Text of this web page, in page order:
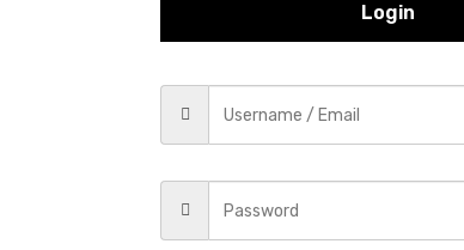
দেখতে হবে খুঁটিয়ে খুঁটিয়ে, বুঝতে পারছ?
করে নি। সে শুধু ভাবছে, এই লোকটির মাথায় দোষ আছে। তবে দোষ থাকলেও
আলগা করে ফেলেছে। সে তাকে কিছুই বলে নি। একটা ধমক পর্যন্ত দেয়
তিনি সিগারেট ছাড়বার চেষ্টা করছেন। যখনই খুব খেতে ইচ্ছা করে,
হচ্ছে না, শুধু মেজাজ তিরিক্ষি হয়ে যাচ্ছে।
Login